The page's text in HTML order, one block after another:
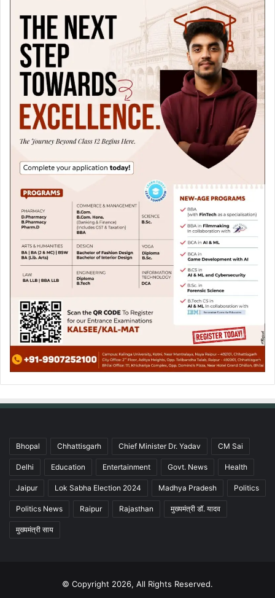
Bhopal Chhattisgarh Chief Minister Dr. Yadav CM Sai
Delhi Education Entertainment Govt. News Health
Jaipur Lok Sabha Election 2024 Madhya Pradesh Politics
Politics News Raipur Rajasthan मुख्यमंत्री डॉ. यादव
मुख्यमंत्री साय
© Copyright 2026, All Rights Reserved.